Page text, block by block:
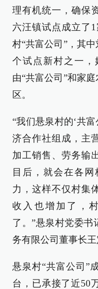
理有机统一，确保
六汪镇试点成立了
村“共富公司”，其
个试点新村之一
由“共富公司”和家
区。
“我们悬泉村的‘共
济合作社组成，主
加工销售、劳务输
目后，就会在各
力，这样不仅村集
收入也增加了，
了。”悬泉村党委书
务有限公司董事长王
悬泉村“共富公司”
台，已承接了近50